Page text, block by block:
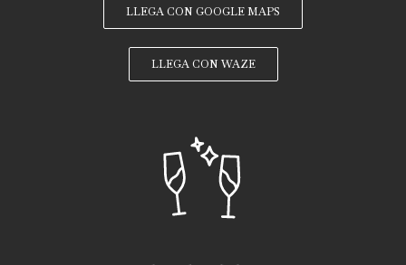
LLEGA CON GOOGLE MAPS
LLEGA CON WAZE